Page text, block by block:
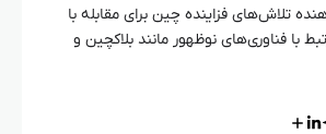
تلاش‌های فزاینده چین برای مقابله با
با فناوری‌های نوظهور مانند بلاکچین و